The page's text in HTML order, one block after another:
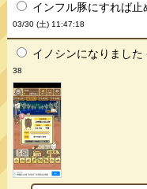
インフル豚にすれば
03/30 (土) 11:47:18
イノシンになりまし
38